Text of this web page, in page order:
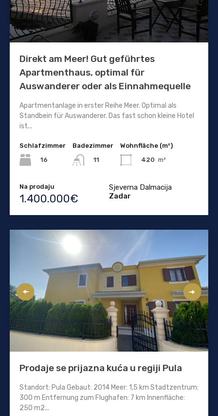
Direkt am Meer! Gut geführtes
Apartmenthaus, optimal für
Auswanderer oder als Einnahmequelle
Apartmentanlage in erster Reihe Meer. Optimal als
Standbein für Auswanderer. Das fast schon kleine Hotel
ist...
Schlafzimmer
16
Badezimmer
11
Wohnfläche (m²)
420 m²
Na prodaju
1.400.000€
Sjeverna Dalmacija
Zadar
Prodaje se prijazna kuća u regiji Pula
Standort: Pula Gebaut: 2014 Meer: 1,5 km Stadtzentrum:
300 m Entfernung zum Flughafen: 7 km Innenfläche:
250 m2...